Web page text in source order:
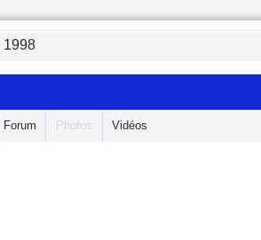
1998
Forum Photos Vidéos